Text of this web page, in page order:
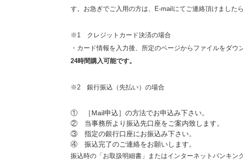
す。お急ぎでご入用の方は、E-mailにてご連絡頂けました
※1 クレジットカード決済の場合
・カード情報を入力後、所定のページからファイルをダウ
24時間購入可能です。
※2 銀行振込（先払い）の場合
① ［Mail申込］の方法でお申込み下さい。
② 当事務所より振込先口座をご案内致します。
③ 指定の銀行口座にお振込み下さい。
④ 振込完了のご連絡をお願いします。
振込時の「お取扱明細書」またはインターネットバンキン